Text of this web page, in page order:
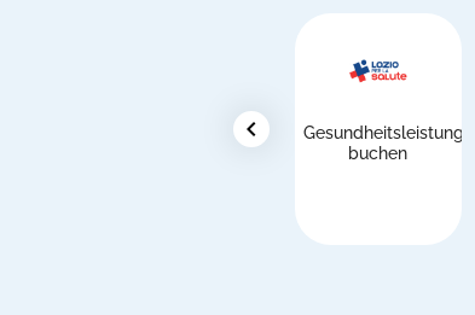
chevron_left
Gesundheitsleistungen
buchen